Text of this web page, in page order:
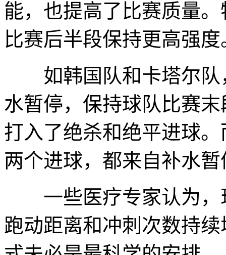
能，也提高了比赛质量
比赛后半段保持更高强度
如韩国队和卡塔尔队
水暂停，保持球队比赛
打入了绝杀和绝平进球
两个进球，都来自补水
一些医疗专家认为，
跑动距离和冲刺次数持